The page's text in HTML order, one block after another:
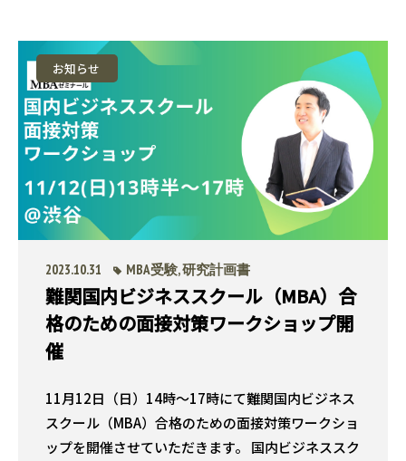
お知らせ
2023.10.31 MBA受験,研究計画書
難関国内ビジネススクール（MBA）合
格のための面接対策ワークショップ開
催
11月12日（日）14時〜17時にて難関国内ビジネス
スクール（MBA）合格のための面接対策ワークショ
ップを開催させていただきます。 国内ビジネススク